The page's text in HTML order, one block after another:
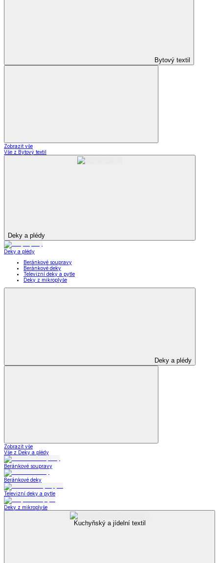
Bytový textil
Zobrazit vše
Vše z Bytový textil
Deky a plédy
Deky a plédy
Beránkové soupravy
Beránkové deky
Televizní deky a pytle
Deky z mikroplyše
Deky a plédy
Zobrazit vše
Vše z Deky a plédy
Beránkové soupravy
Beránkové deky
Televizní deky a pytle
Deky z mikroplyše
Kuchyňský a jídelní textil